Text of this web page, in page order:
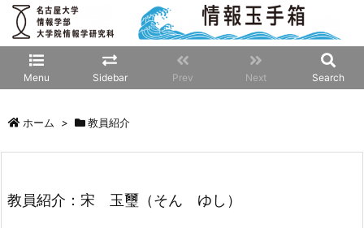
Menu Sidebar Prev Next Search
ホーム > 教員紹介
教員紹介：宋 玉璽（そん ゆし）